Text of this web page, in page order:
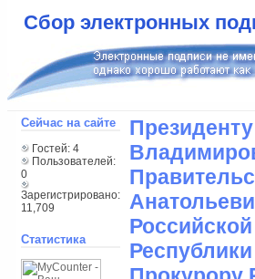
Сбор электронных
Сейчас на сайте
Гостей: 4
Пользователей:
0
Зарегистрировано:
11,709
Статистика